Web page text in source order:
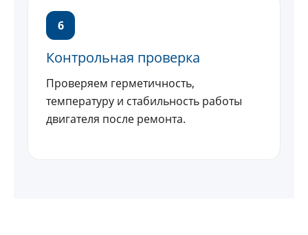
6
Контрольная проверка
Проверяем герметичность,
температуру и стабильность работы
двигателя после ремонта.